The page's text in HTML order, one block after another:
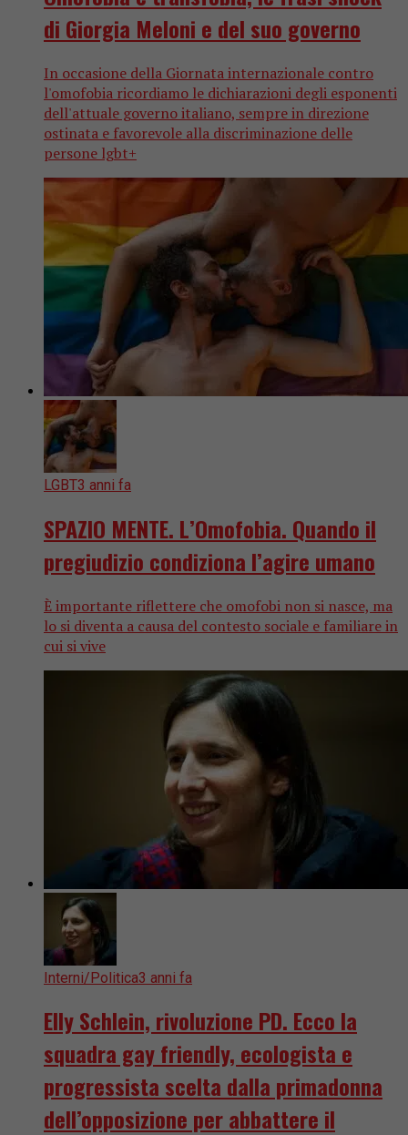
di Giorgia Meloni e del suo governo
In occasione della Giornata internazionale contro
l'omofobia ricordiamo le dichiarazioni degli esponenti
dell'attuale governo italiano, sempre in direzione
ostinata e favorevole alla discriminazione delle
persone lgbt+
LGBT3 anni fa
SPAZIO MENTE. L’Omofobia. Quando il
pregiudizio condiziona l’agire umano
È importante riflettere che omofobi non si nasce, ma
lo si diventa a causa del contesto sociale e familiare in
cui si vive
Interni/Politica3 anni fa
Elly Schlein, rivoluzione PD. Ecco la
squadra gay friendly, ecologista e
progressista scelta dalla primadonna
dell’opposizione per abbattere il